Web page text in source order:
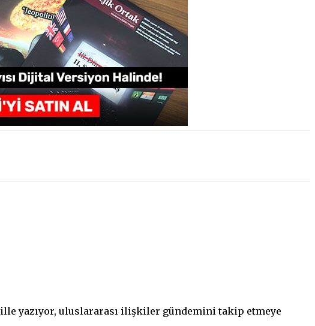
yazıyor, uluslararası ilişkiler gündemini takip etmeye